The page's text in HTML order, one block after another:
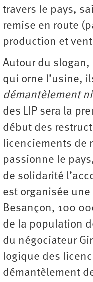
travers le pays,
remise en route
production et
Autour du
qui orne l’usine,
démantèlement
des LIP sera la
début des
licenciements de
passionne le
de solidarité
est organisée
Besançon, 100
de la population
du négociateur
logique des
démantèlement